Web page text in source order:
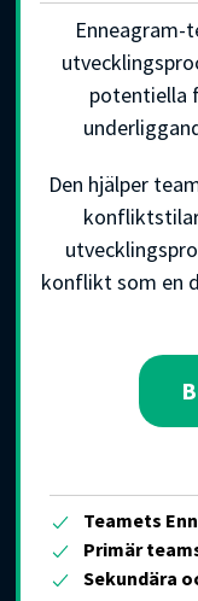
Enneagram-
potentiella
Den hjälper
konflikt som en
Teamets
Primär
Sekundära